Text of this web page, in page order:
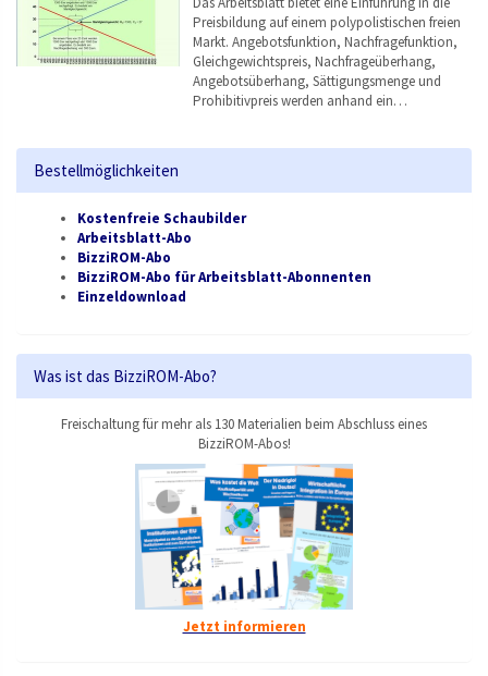
Preisbildung auf einem polypolistischen freien
Markt. Angebotsfunktion, Nachfragefunktion,
Gleichgewichtspreis, Nachfrageüberhang,
Angebotsüberhang, Sättigungsmenge und
Prohibitivpreis werden anhand ein…
Bestellmöglichkeiten
Kostenfreie Schaubilder
Arbeitsblatt-Abo
BizziROM-Abo
BizziROM-Abo für Arbeitsblatt-Abonnenten
Einzeldownload
Was ist das BizziROM-Abo?
Freischaltung für mehr als 130 Materialien beim Abschluss eines
BizziROM-Abos!
Jetzt informieren